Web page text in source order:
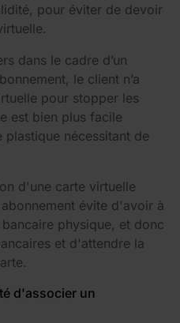
pour éviter de devoir
dans le cadre d’un
le client n’a
pour stopper les
est bien plus facile
plastique nécessitant de
d'une carte virtuelle
évite d'avoir à
physique, et donc
et d'attendre la
d'associer un